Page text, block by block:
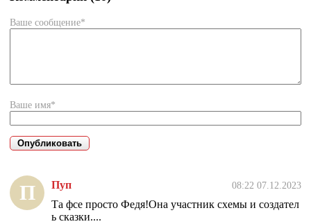
Ваше сообщение*
Ваше имя*
П Пуп 08:22 07.12.2023
Та фсе просто Федя!Она участник схемы и создател
ь сказки....